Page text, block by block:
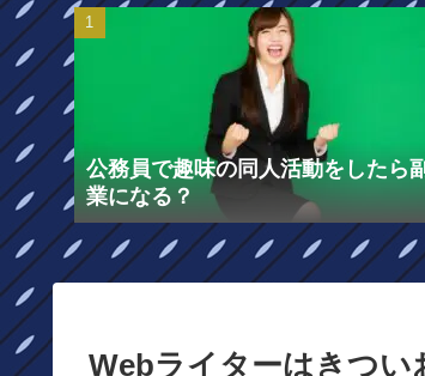
公務員で趣味の同人活動をしたら
業になる？
Webライターはきつい